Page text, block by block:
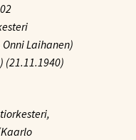
Laihanen)
(21.11.1940)